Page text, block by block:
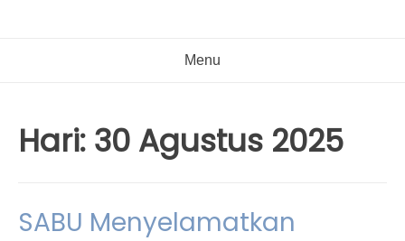
Menu
Hari: 30 Agustus 2025
SABU Menyelamatkan